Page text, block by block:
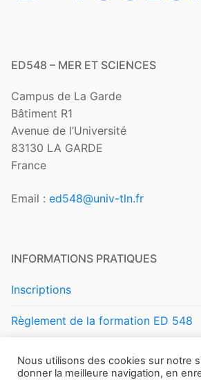
ED548 – MER ET SCIENCES
Campus de La Garde
Bâtiment R1
Avenue de l’Université
83130 LA GARDE
France
Email : ed548@univ-tln.fr
INFORMATIONS PRATIQUES
Inscriptions
Règlement de la formation ED 548
Nous utilisons des cookies sur notre
donner la meilleure navigation, en